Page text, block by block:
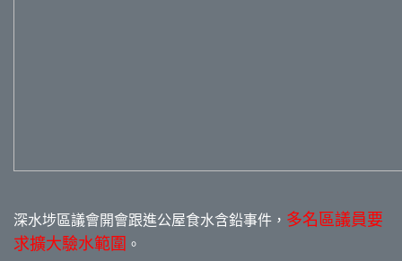
深水埗區議會開會跟進公屋食水含鉛事件， 多名區議員要
求擴大驗水範圍 。